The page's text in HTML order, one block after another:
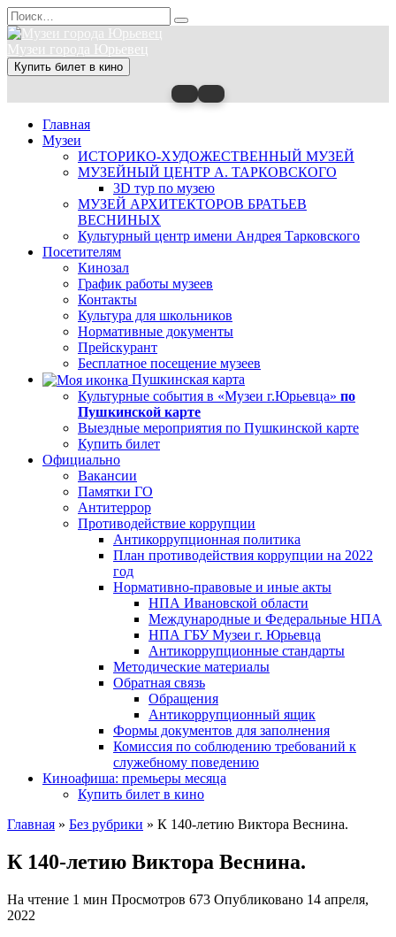
Перейти
к
содержанию
Search
for:
Музеи города Юрьевец
Купить билет в кино
Главная
Музеи
ИСТОРИКО-ХУДОЖЕСТВЕННЫЙ МУЗЕЙ
МУЗЕЙНЫЙ ЦЕНТР А. ТАРКОВСКОГО
3D тур по музею
МУЗЕЙ АРХИТЕКТОРОВ БРАТЬЕВ
ВЕСНИНЫХ
Культурный центр имени Андрея Тарковского
Посетителям
Кинозал
График работы музеев
Контакты
Культура для школьников
Нормативные документы
Прейскурант
Бесплатное посещение музеев
Пушкинская карта
Культурные события в «Музеи г.Юрьевца» по
Пушкинской карте
Выездные мероприятия по Пушкинской карте
Купить билет
Официально
Вакансии
Памятки ГО
Антитеррор
Противодействие коррупции
Антикоррупционная политика
План противодействия коррупции на 2022
год
Нормативно-правовые и иные акты
НПА Ивановской области
Международные и Федеральные НПА
НПА ГБУ Музеи г. Юрьевца
Антикоррупционные стандарты
Методические материалы
Обратная связь
Обращения
Антикоррупционный ящик
Формы документов для заполнения
Комиссия по соблюдению требований к
служебному поведению
Киноафиша: премьеры месяца
Купить билет в кино
Главная » Без рубрики » К 140-летию Виктора Веснина.
К 140-летию Виктора Веснина.
На чтение 1 мин Просмотров 673 Опубликовано 14 апреля,
2022